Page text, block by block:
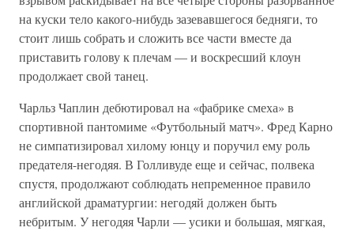
на куски тело какого-нибудь зазевавшегося бедняги, то
стоит лишь собрать и сложить все части вместе да
приставить голову к плечам — и воскресший клоун
продолжает свой танец.
Чарльз Чаплин дебютировал на «фабрике смеха» в
спортивной пантомиме «Футбольный матч». Фред Карно
не симпатизировал хилому юнцу и поручил ему роль
предателя-негодяя. В Голливуде еще и сейчас, полвека
спустя, продолжают соблюдать непременное правило
английской драматургии: негодяй должен быть
небритым. У негодяя Чарли — усики и большая, мягкая,